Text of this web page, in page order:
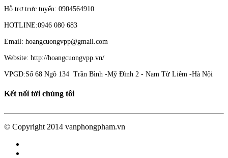
Hỗ trợ trực tuyến: 0904564910
HOTLINE:0946 080 683
Email: hoangcuongvpp@gmail.com
Website: http://hoangcuongvpp.vn/
VPGD:Số 68 Ngõ 134 Trần Bình -Mỹ Đình 2 - Nam Từ Liêm -Hà Nội
Kết nối tới chúng tôi
© Copyright 2014 vanphongpham.vn